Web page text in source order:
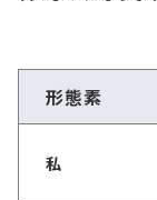
形態素
私